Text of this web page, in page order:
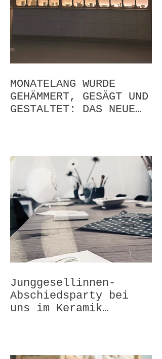
MONATELANG WURDE
GEHÄMMERT, GESÄGT UND
GESTALTET: DAS NEUE
Junggesellinnen-
Abschiedsparty bei
uns im Keramik